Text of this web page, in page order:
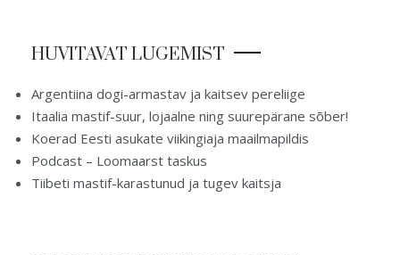
HUVITAVAT LUGEMIST
Argentiina dogi-armastav ja kaitsev pereliige
Itaalia mastif-suur, lojaalne ning suurepärane sõber!
Koerad Eesti asukate viikingiaja maailmapildis
Podcast – Loomaarst taskus
Tiibeti mastif-karastunud ja tugev kaitsja